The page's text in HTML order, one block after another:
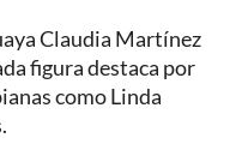
Claudia Martínez
figura destaca por
como Linda